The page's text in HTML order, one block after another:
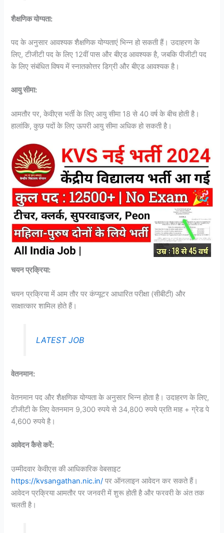
शैक्षणिक योग्यता:
पद के अनुसार आवश्यक शैक्षणिक योग्यताएं भिन्न हो सकती हैं। उदाहरण के
लिए, टीजीटी पद के लिए 12वीं पास और बीएड आवश्यक है, जबकि पीजीटी पद
के लिए संबंधित विषय में स्नातकोत्तर डिग्री और बीएड आवश्यक है।
आयु सीमा:
आमतौर पर, केवीएस भर्ती के लिए आयु सीमा 18 से 40 वर्ष के बीच होती है।
हालांकि, कुछ पदों के लिए ऊपरी आयु सीमा अधिक हो सकती है।
चयन प्रक्रिया:
चयन प्रक्रिया में आम तौर पर कंप्यूटर आधारित परीक्षा (सीबीटी) और
साक्षात्कार शामिल होते हैं।
LATEST JOB
वेतनमान:
वेतनमान पद और शैक्षणिक योग्यता के अनुसार भिन्न होता है। उदाहरण के लिए,
टीजीटी के लिए वेतनमान 9,300 रुपये से 34,800 रुपये प्रति माह + ग्रेड पे
4,600 रुपये है।
आवेदन कैसे करें:
उम्मीदवार केवीएस की आधिकारिक वेबसाइट
https://kvsangathan.nic.in/ पर ऑनलाइन आवेदन कर सकते हैं।
आवेदन प्रक्रिया आमतौर पर जनवरी में शुरू होती है और फरवरी के अंत तक
चलती है।